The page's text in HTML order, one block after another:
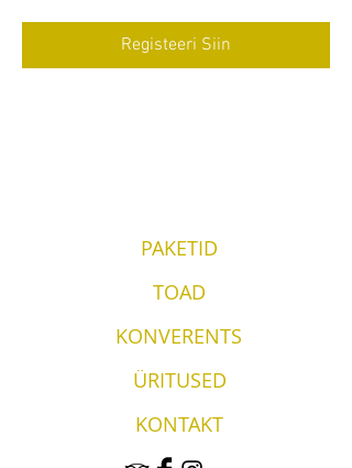
Registeeri Siin
PAKETID
TOAD
KONVERENTS
ÜRITUSED
KONTAKT